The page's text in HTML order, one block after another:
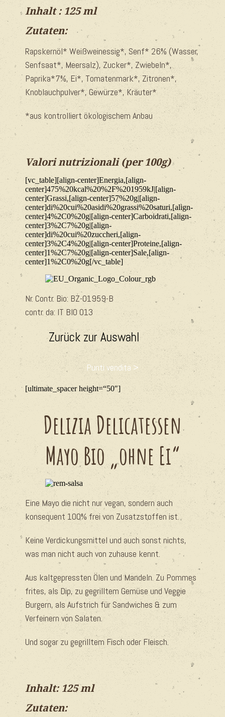
Inhalt : 125 ml
Zutaten:
Rapskernöl* Weißweinessig*, Senf* 26% (Wasser,
Senfsaat*, Meersalz), Zucker*, Zwiebeln*,
Paprika*7%, Ei*, Tomatenmark*, Zitronen*,
Knoblauchpulver*, Gewürze*, Kräuter*
*aus kontrolliert ökologischem Anbau
Valori nutrizionali (per 100g)
[vc_table][align-center]Energia,[align-
center]475%20kcal%20%2F%201959kJ|[align-
center]Grassi,[align-center]57%20g|[align-
center]di%20cui%20asidi%20grassi%20saturi,[align-
center]4%2C0%20g|[align-center]Carboidrati,[align-
center]3%2C7%20g|[align-
center]di%20cui%20zuccheri,[align-
center]3%2C4%20g|[align-center]Proteine,[align-
center]1%2C7%20g|[align-center]Sale,[align-
center]1%2C0%20g[/vc_table]
Nr. Contr. Bio: BZ-01959-B
contr. da: IT BIO 013
Zurück zur Auswahl
Punti vendita >
[ultimate_spacer height=“50″]
Delizia Delicatessen
Mayo Bio „ohne Ei“
Eine Mayo die nicht nur vegan, sondern auch
konsequent 100% frei von Zusatzstoffen ist.
Keine Verdickungsmittel und auch sonst nichts,
was man nicht auch von zuhause kennt.
Aus kaltgepressten Ölen und Mandeln. Zu Pommes
frites, als Dip, zu gegrilltem Gemüse und Veggie
Burgern, als Aufstrich für Sandwiches & zum
Verfeinern von Salaten.
Und sogar zu gegrilltem Fisch oder Fleisch.
Inhalt: 125 ml
Zutaten: